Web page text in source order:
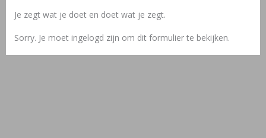
Je zegt wat je doet en doet wat je zegt.
Sorry. Je moet ingelogd zijn om dit formulier te bekijken.